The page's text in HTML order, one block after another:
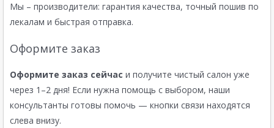
Мы – производители: гарантия качества, точный пошив по
лекалам и быстрая отправка.
Оформите заказ
Оформите заказ сейчас и получите чистый салон уже
через 1–2 дня! Если нужна помощь с выбором, наши
консультанты готовы помочь — кнопки связи находятся
слева внизу.